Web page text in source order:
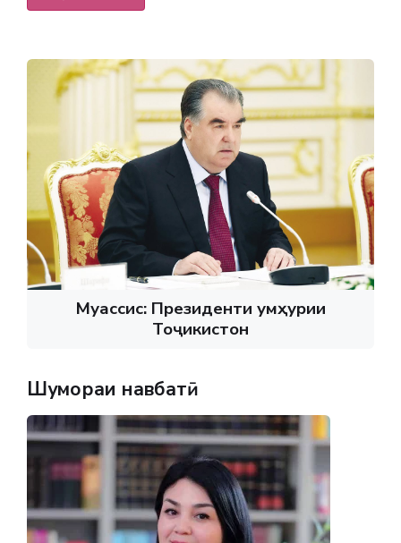
Муассис: Президенти Ҷумҳурии
Тоҷикистон
Шумораи навбатӣ